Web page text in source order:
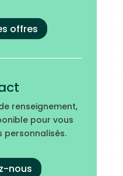
offres
renseignement,
pour vous
personnalisés.
nous